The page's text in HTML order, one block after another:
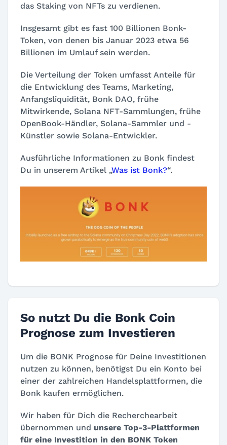
das Staking von NFTs zu verdienen.
Insgesamt gibt es fast 100 Billionen Bonk-
Token, von denen bis Januar 2023 etwa 56
Billionen im Umlauf sein werden.
Die Verteilung der Token umfasst Anteile für
die Entwicklung des Teams, Marketing,
Anfangsliquidität, Bonk DAO, frühe
Mitwirkende, Solana NFT-Sammlungen, frühe
OpenBook-Händler, Solana-Sammler und -
Künstler sowie Solana-Entwickler.
Ausführliche Informationen zu Bonk findest
Du in unserem Artikel „Was ist Bonk?“.
So nutzt Du die Bonk Coin
Prognose zum Investieren
Um die BONK Prognose für Deine Investitionen
nutzen zu können, benötigst Du ein Konto bei
einer der zahlreichen Handelsplattformen, die
Bonk kaufen ermöglichen.
Wir haben für Dich die Recherchearbeit
übernommen und unsere Top-3-Plattformen
für eine Investition in den BONK Token